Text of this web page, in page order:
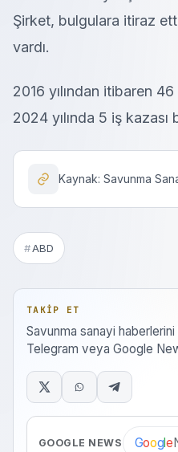
Şirket, bulgulara itiraz
vardı.
2016 yılından itibaren
2024 yılında 5 iş kazası
Kaynak: Savunma
ABD
TAKIP ET
Savunma sanayi
Telegram veya Google
GOOGLE NEWS Google